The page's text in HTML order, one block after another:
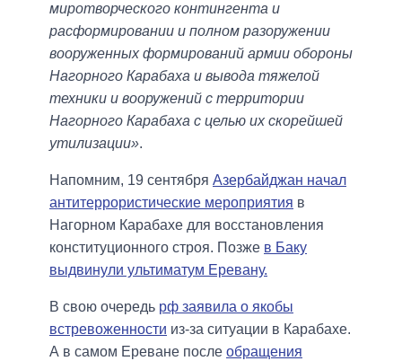
миротворческого контингента и
расформировании и полном разоружении
вооруженных формирований aрмии обороны
Нагорного Карабаха и вывода тяжелой
техники и вооружений с территории
Нагорного Карабаха с целью их скорейшей
утилизации».
Напомним, 19 сентября Азербайджан начал
антитеррористические мероприятия в
Нагорном Карабахе для восстановления
конституционного строя. Позже в Баку
выдвинули ультиматум Еревану.
В свою очередь рф заявила о якобы
встревоженности из-за ситуации в Карабахе.
А в самом Ереване после обращения